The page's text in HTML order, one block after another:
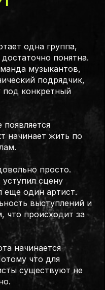
одна группа,
понятна.
музыкантов,
подрядчик,
под конкретный
начинает жить по
просто.
сцену
один артист.
выступлений и
что происходит за
начинается
что для
существуют не